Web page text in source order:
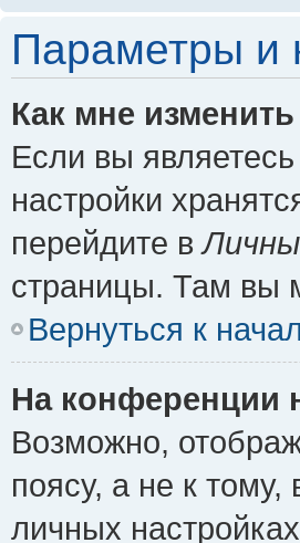
Параметры и
Как мне
Если вы
настройки
перейдите в
страницы. Там вы
Вернуться к
На конференции
Возможно,
поясу, а не к
личных